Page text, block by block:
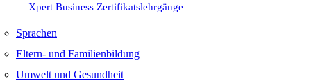
Xpert Business Zertifikatslehrgänge
Sprachen
Eltern- und Familienbildung
Umwelt und Gesundheit